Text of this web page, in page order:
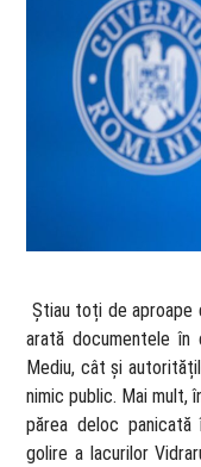
Știau toți de aproape
arată documentele
Mediu, cât și
nimic public. Mai mult,
părea deloc
golire a lacurilor